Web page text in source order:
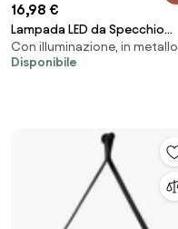
16,98 €
Lampada LED da Specchio
50cm Cromo 8W IP44 Tripla
Installazione Colore Bianco
Con illuminazione, in metallo
Disponibile